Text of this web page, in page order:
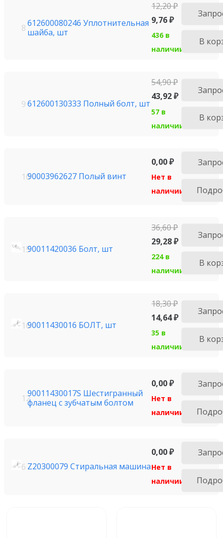
8612600080246 Уплотнительная
шайба, шт
12,20₽
9,76₽
436 в
наличии
В
9612600130333 Полный болт, шт
54,90₽
43,92₽
57 в
наличии
В
1090003962627 Полый винт
0,00₽
Нет в
наличии
1590011420036 Болт, шт
36,60₽
29,28₽
224 в
наличии
В
1690011430016 БОЛТ, шт
18,30₽
14,64₽
35 в
наличии
В
1290011430017S Шестигранный
фланец с зубчатым болтом
0,00₽
Нет в
наличии
6 Z20300079 Стиральная машина
0,00₽
Нет в
наличии